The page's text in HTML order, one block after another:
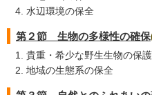
水辺環境の保全
第２節 生物の多様性の確保
貴重・希少な野生生物の保護
地域の生態系の保全